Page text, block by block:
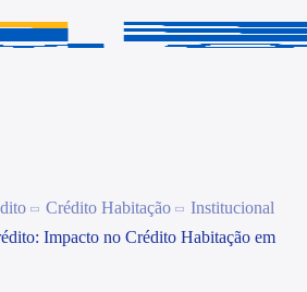
Crédito Habitação
Institucional
Impacto no Crédito Habitação em